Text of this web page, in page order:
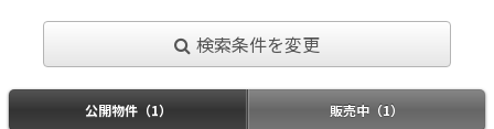
検索条件を変更
公開物件（1） 販売中（1）